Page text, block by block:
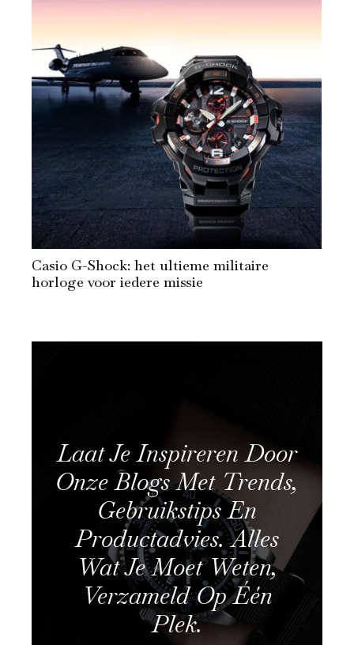
Casio G-Shock: het ultieme militaire
horloge voor iedere missie
Laat Je Inspireren Door
Onze Blogs Met Trends,
Gebruikstips En
Productadvies. Alles
Wat Je Moet Weten,
Verzameld Op Één
Plek.